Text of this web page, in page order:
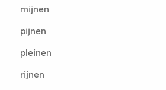
mijnen
pijnen
pleinen
rijnen